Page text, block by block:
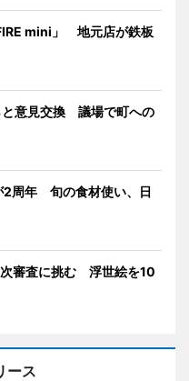
mini」 地元店が鉄板
と意見交換 議場で町への
2周年 旬の食材使い、日
審査に挑む 浮世絵を10
ース